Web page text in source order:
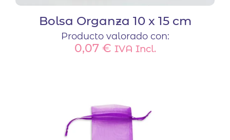
Bolsa Organza 10 x 15 cm
Producto valorado con:
0,07 € IVA Incl.